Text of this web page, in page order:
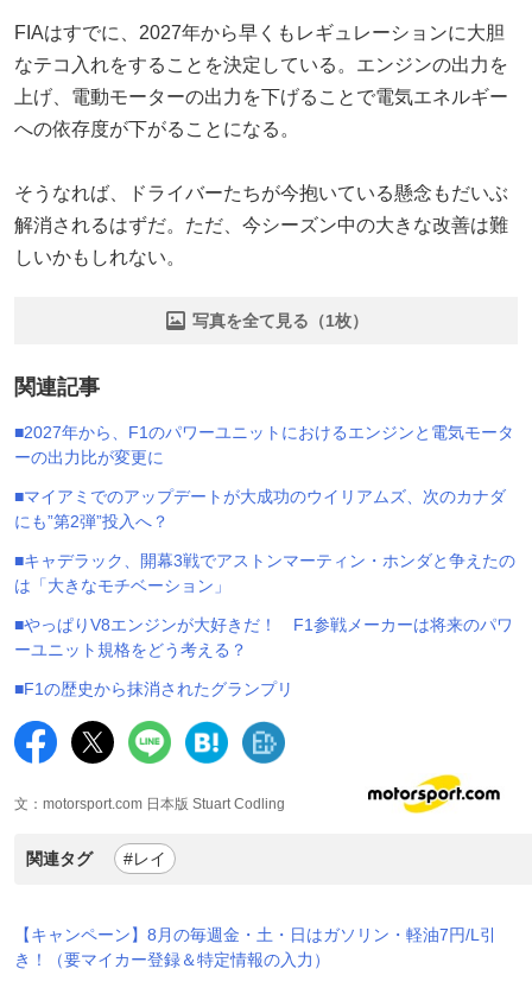
FIAはすでに、2027年から早くもレギュレーションに大胆
なテコ入れをすることを決定している。エンジンの出力を
上げ、電動モーターの出力を下げることで電気エネルギー
への依存度が下がることになる。
そうなれば、ドライバーたちが今抱いている懸念もだいぶ
解消されるはずだ。ただ、今シーズン中の大きな改善は難
しいかもしれない。
写真を全て見る（1枚）
関連記事
■2027年から、F1のパワーユニットにおけるエンジンと電気モータ
ーの出力比が変更に
■マイアミでのアップデートが大成功のウイリアムズ、次のカナダ
にも”第2弾”投入へ？
■キャデラック、開幕3戦でアストンマーティン・ホンダと争えたの
は「大きなモチベーション」
■やっぱりV8エンジンが大好きだ！ F1参戦メーカーは将来のパワ
ーユニット規格をどう考える？
■F1の歴史から抹消されたグランプリ
文：motorsport.com 日本版 Stuart Codling
関連タグ #レイ
【キャンペーン】8月の毎週金・土・日はガソリン・軽油7円/L引
き！（要マイカー登録＆特定情報の入力）